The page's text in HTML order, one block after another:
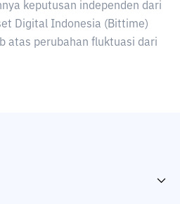
keputusan independen dari
Digital Indonesia (Bittime)
atas perubahan fluktuasi dari